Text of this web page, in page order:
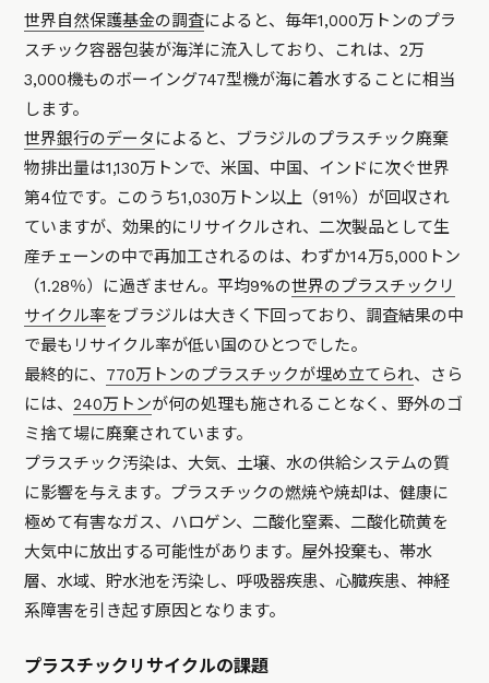
世界自然保護基金の調査によると、毎年1,000万トンのプラ
スチック容器包装が海洋に流入しており、これは、2万
3,000機ものボーイング747型機が海に着水することに相当
します。
世界銀行のデータ によると、ブラジルのプラスチック廃棄
物排出量は1,130万トンで、米国、中国、インドに次ぐ世界
第4位です。このうち1,030万トン以上（91％）が回収され
ていますが、効果的にリサイクルされ、二次製品として生
産チェーンの中で再加工されるのは、わずか14万5,000トン
（1.28％）に過ぎません。平均9%の世界のプラスチックリ
サイクル率をブラジルは大きく下回っており、調査結果の中
で最もリサイクル率が低い国のひとつでした。
最終的に、 770万トンのプラスチックが埋め立てられ、さら
には、240万トンが何の処理も施されることなく、野外のゴ
ミ捨て場に廃棄されています。
プラスチック汚染は、大気、土壌、水の供給システムの質
に影響を与えます。プラスチックの燃焼や焼却は、健康に
極めて有害なガス、ハロゲン、二酸化窒素、二酸化硫黄を
大気中に放出する可能性があります。屋外投棄も、帯水
層、水域、貯水池を汚染し、呼吸器疾患、心臓疾患、神経
系障害を引き起す原因となります。
プラスチックリサイクルの課題